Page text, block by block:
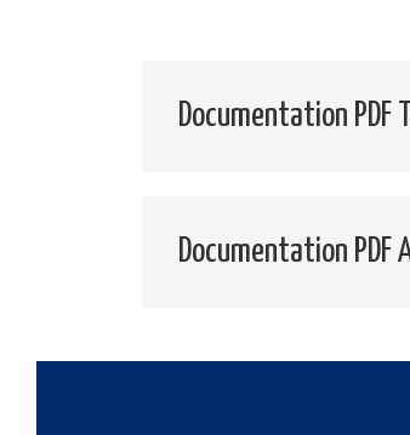
Documentation PDF
Documentation PDF